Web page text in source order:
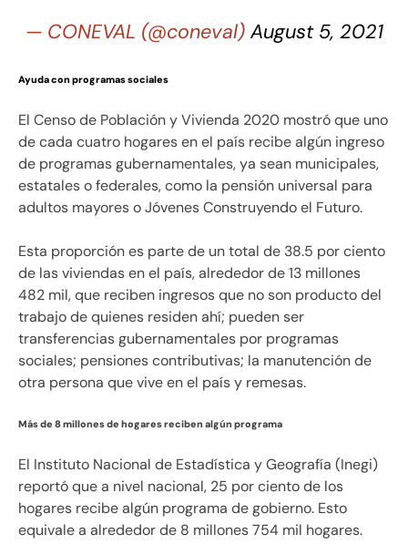
— CONEVAL (@coneval) August 5, 2021
Ayuda con programas sociales
El Censo de Población y Vivienda 2020 mostró que uno
de cada cuatro hogares en el país recibe algún ingreso
de programas gubernamentales, ya sean municipales,
estatales o federales, como la pensión universal para
adultos mayores o Jóvenes Construyendo el Futuro.
Esta proporción es parte de un total de 38.5 por ciento
de las viviendas en el país, alrededor de 13 millones
482 mil, que reciben ingresos que no son producto del
trabajo de quienes residen ahí; pueden ser
transferencias gubernamentales por programas
sociales; pensiones contributivas; la manutención de
otra persona que vive en el país y remesas.
Más de 8 millones de hogares reciben algún programa
El Instituto Nacional de Estadística y Geografía (Inegi)
reportó que a nivel nacional, 25 por ciento de los
hogares recibe algún programa de gobierno. Esto
equivale a alrededor de 8 millones 754 mil hogares.